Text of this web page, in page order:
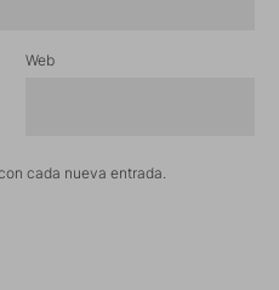
Web
cada nueva entrada.